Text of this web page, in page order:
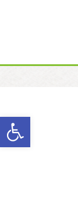
פתח סרגל נגישות